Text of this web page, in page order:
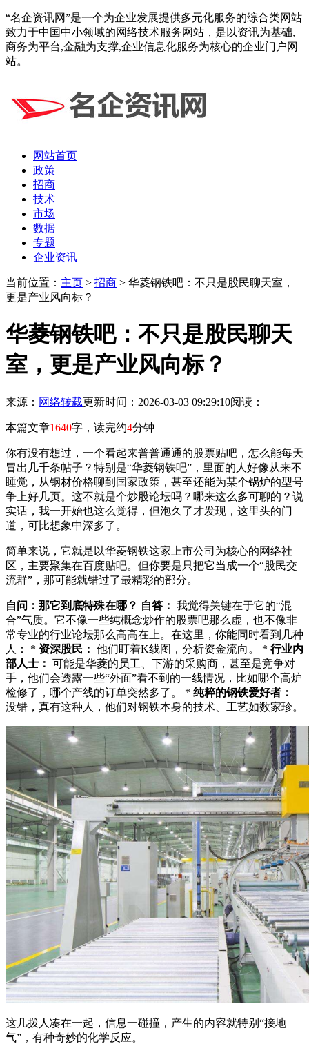
“名企资讯网”是一个为企业发展提供多元化服务的综合类网站
致力于中国中小领域的网络技术服务网站，是以资讯为基础,
商务为平台,金融为支撑,企业信息化服务为核心的企业门户网
站。
网站首页
政策
招商
技术
市场
数据
专题
企业资讯
当前位置： 主页 > 招商 > 华菱钢铁吧：不只是股民聊天室，
更是产业风向标？
华菱钢铁吧：不只是股民聊天
室，更是产业风向标？
来源： 网络转载更新时间：2026-03-03 09:29:10阅读：
本篇文章1640字，读完约4分钟
你有没有想过，一个看起来普普通通的股票贴吧，怎么能每天
冒出几千条帖子？特别是“华菱钢铁吧”，里面的人好像从来不
睡觉，从钢材价格聊到国家政策，甚至还能为某个锅炉的型号
争上好几页。这不就是个炒股论坛吗？哪来这么多可聊的？说
实话，我一开始也这么觉得，但泡久了才发现，这里头的门
道，可比想象中深多了。
简单来说，它就是以华菱钢铁这家上市公司为核心的网络社
区，主要聚集在百度贴吧。但你要是只把它当成一个“股民交
流群”，那可能就错过了最精彩的部分。
自问：那它到底特殊在哪？ 自答： 我觉得关键在于它的“混
合”气质。它不像一些纯概念炒作的股票吧那么虚，也不像非
常专业的行业论坛那么高高在上。在这里，你能同时看到几种
人： * 资深股民： 他们盯着K线图，分析资金流向。 * 行业内
部人士： 可能是华菱的员工、下游的采购商，甚至是竞争对
手，他们会透露一些“外面”看不到的一线情况，比如哪个高炉
检修了，哪个产线的订单突然多了。 * 纯粹的钢铁爱好者：
没错，真有这种人，他们对钢铁本身的技术、工艺如数家珍。
这几拨人凑在一起，信息一碰撞，产生的内容就特别“接地
气”，有种奇妙的化学反应。